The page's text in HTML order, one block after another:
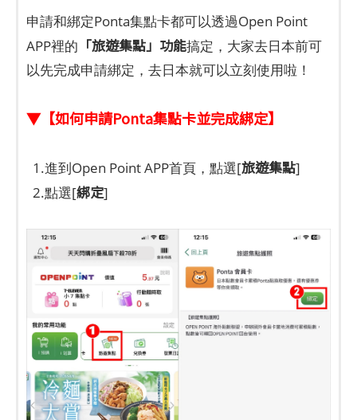
申請和綁定Ponta集點卡都可以透過Open Point
APP裡的 「旅遊集點」功能搞定，大家去日本前可
以先完成申請綁定，去日本就可以立刻使用啦！
▼【如何申請Ponta集點卡並完成綁定】
1.進到Open Point APP首頁，點選[旅遊集點]
2.點選[綁定]